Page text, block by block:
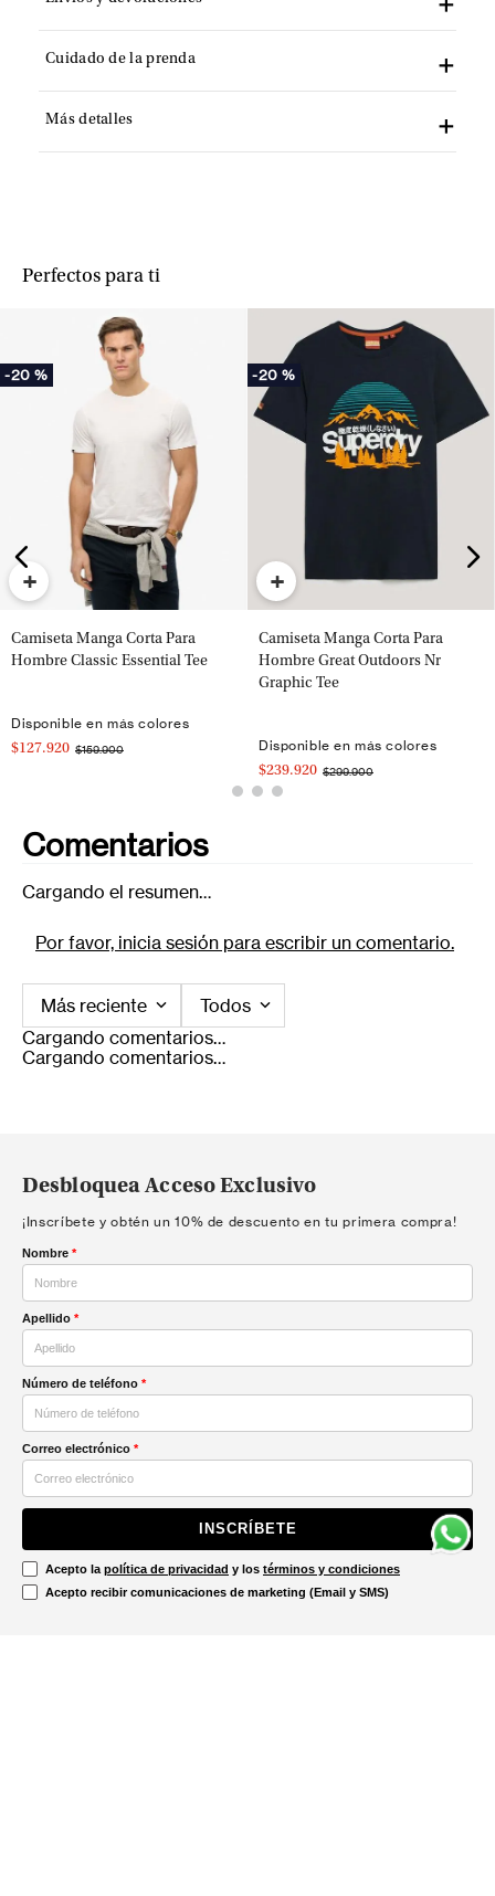
Cuidado de la prenda
Más detalles
Perfectos para ti
-20 %
+
Camiseta Manga Corta Para
Hombre Classic Essential Tee
Disponible en más colores
$127.920 $159.900
-20 %
+
Camiseta Manga Corta Para
Hombre Great Outdoors Nr
Graphic Tee
Disponible en más colores
$239.920 $299.900
Comentarios
Cargando el resumen…
Por favor, inicia sesión para escribir un comentario.
Más reciente
Todos
Cargando comentarios…
Cargando comentarios…
Desbloquea Acceso Exclusivo
¡Inscríbete y obtén un 10% de descuento en tu primera compra!
Nombre *
Apellido *
Número de teléfono *
Correo electrónico *
INSCRÍBETE
Acepto la política de privacidad y los términos y condiciones
Acepto recibir comunicaciones de marketing (Email y SMS)